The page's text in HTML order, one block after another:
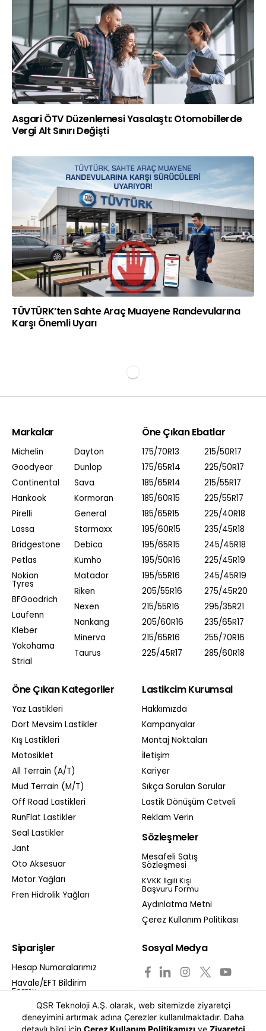
Asgari ÖTV Düzenlemesi Yasalaştı: Otomobillerde
Vergi Alt Sınırı Değişti
TÜVTÜRK’ten Sahte Araç Muayene Randevularına
Karşı Önemli Uyarı
Markalar
Michelin
Goodyear
Continental
Hankook
Pirelli
Lassa
Bridgestone
Petlas
Nokian
Tyres
BFGoodrich
Laufenn
Kleber
Yokohama
Strial
Dayton
Dunlop
Sava
Kormoran
General
Starmaxx
Debica
Kumho
Matador
Riken
Nexen
Nankang
Minerva
Taurus
Öne Çıkan Ebatlar
175/70R13
175/65R14
185/65R14
185/60R15
185/65R15
195/60R15
195/65R15
195/50R16
195/55R16
205/55R16
215/55R16
205/60R16
215/65R16
225/45R17
215/50R17
225/50R17
215/55R17
225/55R17
225/40R18
235/45R18
245/45R18
225/45R19
245/45R19
275/45R20
295/35R21
235/65R17
255/70R16
285/60R18
Öne Çıkan Kategoriler
Yaz Lastikleri
Dört Mevsim Lastikler
Kış Lastikleri
Motosiklet
All Terrain (A/T)
Mud Terrain (M/T)
Off Road Lastikleri
RunFlat Lastikler
Seal Lastikler
Jant
Oto Aksesuar
Motor Yağları
Fren Hidrolik Yağları
Lastikcim Kurumsal
Hakkımızda
Kampanyalar
Montaj Noktaları
İletişim
Kariyer
Sıkça Sorulan Sorular
Lastik Dönüşüm Cetveli
Reklam Verin
Sözleşmeler
Mesafeli Satış
Sözleşmesi
KVKK İlgili Kişi
Başvuru Formu
Aydınlatma Metni
Çerez Kullanım Politikası
Siparişler
Hesap Numaralarımız
Havale/EFT Bildirim
Formu
Garanti Şartları
Ödeme ve Teslimat
Sosyal Medya
0850 811 11 01
QSR Teknoloji A.Ş. olarak, web sitemizde ziyaretçi
deneyimini artırmak adına Çerezler kullanılmaktadır. Daha
detaylı bilgi için Çerez Kullanım Politikamızı ve Ziyaretçi